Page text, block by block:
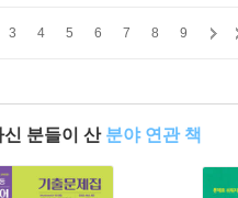
3 4 5 6 7 8 9
신 분들이 산 분야 연관 책